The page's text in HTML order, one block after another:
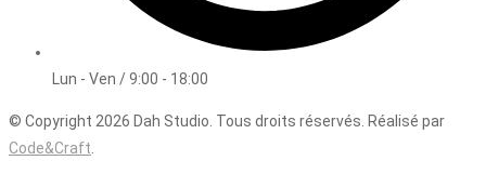
Lun - Ven / 9:00 - 18:00
© Copyright 2026 Dah Studio. Tous droits réservés. Réalisé par
Code&Craft